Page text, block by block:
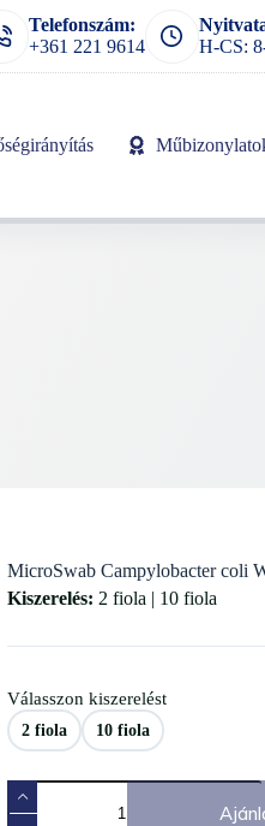
Telefonszám:
+361 221 9614
H-CS:
MicroSwab Campylobacter
Kiszerelés: 2 fiola | 10 fiola
Válasszon kiszerelést
2 fiola 10 fiola